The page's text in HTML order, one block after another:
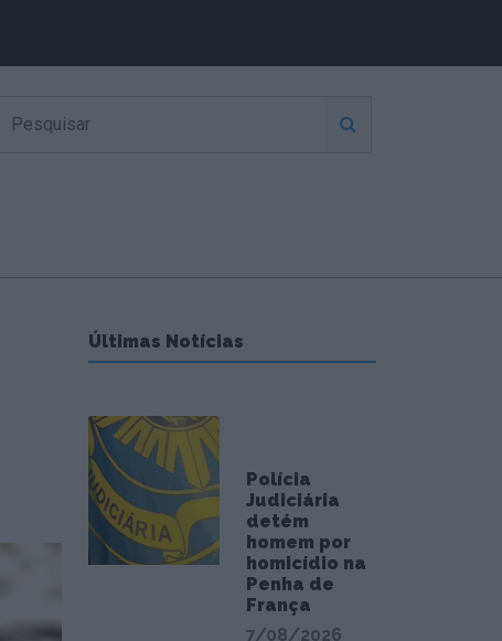
Últimas Notícias
Polícia
Judiciária
detém
homem por
homicídio na
Penha de
França
7/08/2026